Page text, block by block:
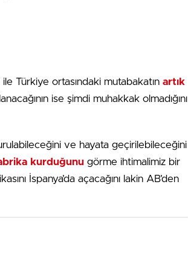
ile Türkiye ortasındaki mutabakatın artık
ise şimdi muhakkak olmadığını
ve hayata geçirilebileceğini
kurduğunu görme ihtimalimiz bir
İspanya’da açacağını lakin AB’den